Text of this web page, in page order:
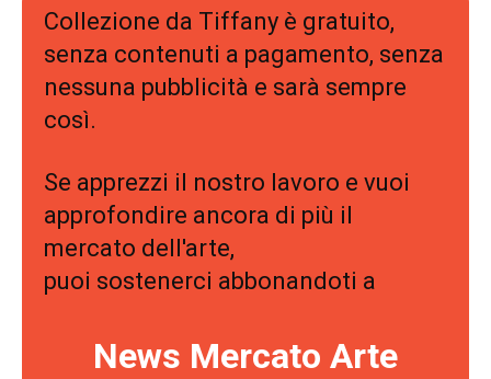
Collezione da Tiffany è gratuito,
senza contenuti a pagamento, senza
nessuna pubblicità e sarà sempre
così.
Se apprezzi il nostro lavoro e vuoi
approfondire ancora di più il
mercato dell'arte,
puoi sostenerci abbonandoti a
News Mercato Arte